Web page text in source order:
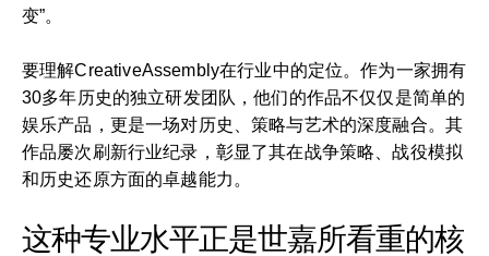
变”。
要理解CreativeAssembly在行业中的定位。作为一家拥有
30多年历史的独立研发团队，他们的作品不仅仅是简单的
娱乐产品，更是一场对历史、策略与艺术的深度融合。其
作品屡次刷新行业纪录，彰显了其在战争策略、战役模拟
和历史还原方面的卓越能力。
这种专业水平正是世嘉所看重的核